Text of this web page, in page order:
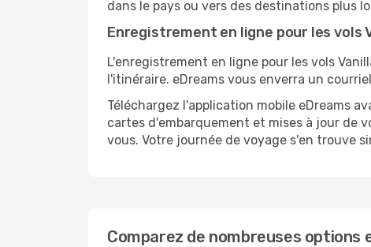
dans le pays ou vers des destinations plus
Enregistrement en ligne pour les vols
L'enregistrement en ligne pour les vols
l'itinéraire. eDreams vous enverra un
Téléchargez l'application mobile eDreams
cartes d'embarquement et mises à jour de
vous. Votre journée de voyage s'en trouve
Comparez de nombreuses options